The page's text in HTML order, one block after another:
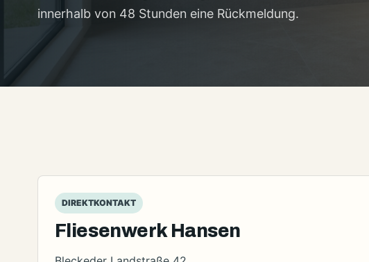
innerhalb von 48 Stunden eine Rückmeldung.
DIREKTKONTAKT
Fliesenwerk Hansen